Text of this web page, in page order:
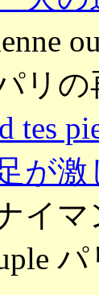
リの
tes
が
イマ